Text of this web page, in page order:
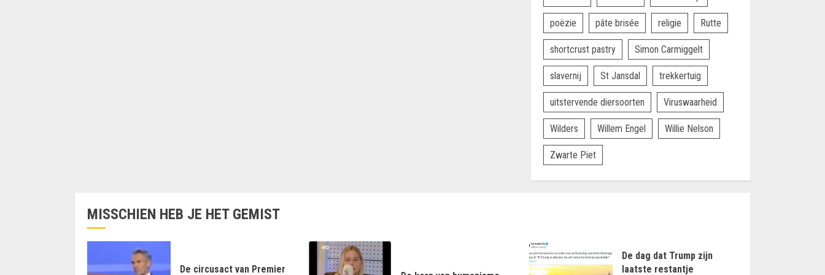
poëzie pâte brisée religie Rutte
shortcrust pastry Simon Carmiggelt
slavernij St Jansdal trekkertuig
uitstervende diersoorten Viruswaarheid
Wilders Willem Engel Willie Nelson
Zwarte Piet
MISSCHIEN HEB JE HET GEMIST
De circusact van Premier
De dag dat Trump zijn
laatste restantje